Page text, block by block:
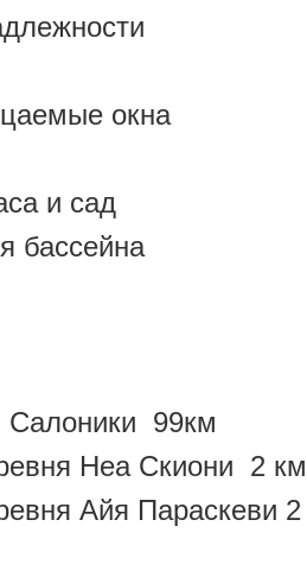
окна
и сад
бассейна
Салоники 99км
Неа Скиони 2 км
Айя Параскеви